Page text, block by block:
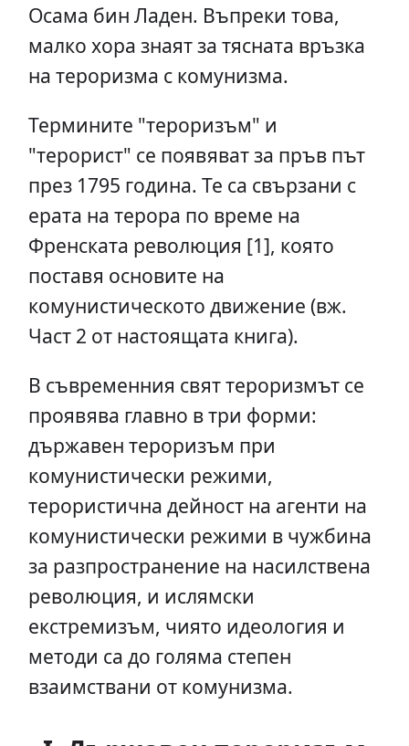
Осама бин Ладен. Въпреки това,
малко хора знаят за тясната връзка
на тероризма с комунизма.
Термините "тероризъм" и
"терорист" се появяват за пръв път
през 1795 година. Те са свързани с
ерата на терора по време на
Френската революция [1], която
поставя основите на
комунистическото движение (вж.
Част 2 от настоящата книга).
В съвременния свят тероризмът се
проявява главно в три форми:
държавен тероризъм при
комунистически режими,
терористична дейност на агенти на
комунистически режими в чужбина
за разпространение на насилствена
революция, и ислямски
екстремизъм, чиято идеология и
методи са до голяма степен
взаимствани от комунизма.